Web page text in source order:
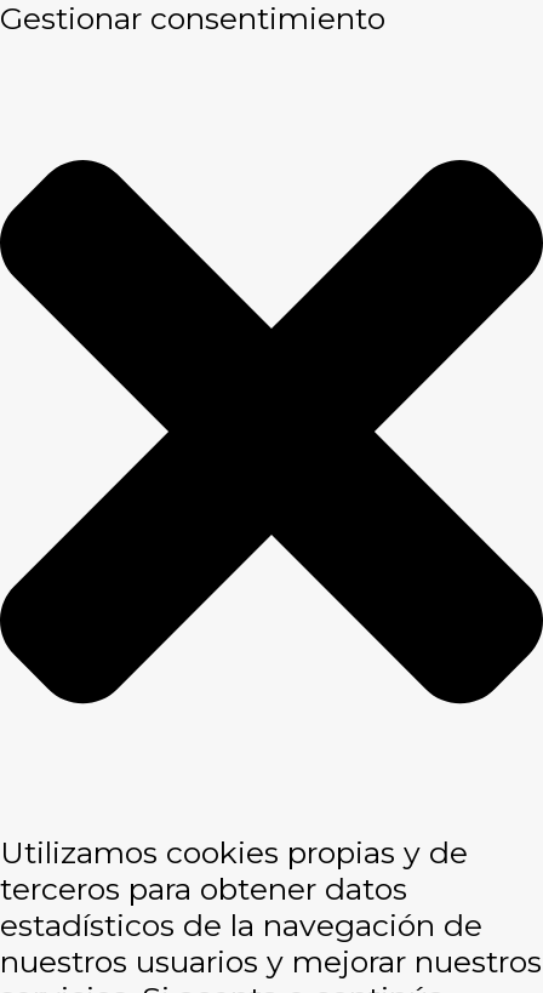
Gestionar consentimiento
Utilizamos cookies propias y de
terceros para obtener datos
estadísticos de la navegación de
nuestros usuarios y mejorar nuestros